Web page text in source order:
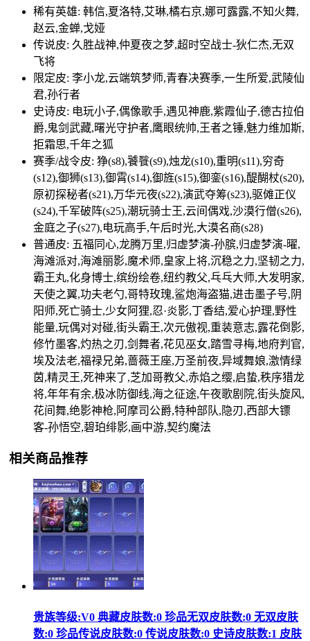
稀有英雄: 韩信,夏洛特,艾琳,橘右京,娜可露露,不知火舞,
赵云,金蝉,戈娅
传说皮: 久胜战神,仲夏夜之梦,超时空战士-狄仁杰,无双
飞将
限定皮: 李小龙,云端筑梦师,青春决赛季,一生所爱,武陵仙
君,孙行者
史诗皮: 电玩小子,偶像歌手,遇见神鹿,紫霞仙子,德古拉伯
爵,鬼剑武藏,曙光守护者,鹰眼统帅,王者之锤,魅力维加斯,
拒霜思,千年之狐
赛季/战令皮: 狰(s8),饕餮(s9),烛龙(s10),重明(s11),穷奇
(s12),御狮(s13),御霄(s14),御旌(s15),御銮(s16),醍醐杖(s20),
原初探秘者(s21),万华元夜(s22),演武夺筹(s23),驱傩正仪
(s24),千军破阵(s25),潮玩骑士王,云间偶戏,沙漠行僧(s26),
金庭之子(s27),电玩高手,午后时光,大漠名商(s28)
普通皮: 五福同心,龙腾万里,归虚梦演-孙膑,归虚梦演-曜,
海滩派对,海滩丽影,魔术师,皇家上将,沉稳之力,坚韧之力,
霸王丸,化身博士,缤纷绘卷,纽约教父,乓乓大师,大发明家,
天使之翼,功夫老勺,哥特玫瑰,鲨炮海盗猫,进击墨子号,阴
阳师,死亡骑士,少女阿狸,忍·炎影,丁香结,爱心护理,野性
能量,玩偶对对碰,街头霸王,次元傲视,重装意志,露花倒影,
修竹墨客,灼热之刃,剑舞者,花见巫女,踏雪寻梅,地府判官,
埃及法老,福禄兄弟,蔷薇王座,万圣前夜,异域舞娘,激情绿
茵,精灵王,死神来了,芝加哥教父,赤焰之缨,启蛰,秩序猎龙
将,年年有余,极冰防御线,海之征途,午夜歌剧院,街头旋风,
花间舞,绝影神枪,阿摩司公爵,特种部队,隐刃,西部大镖
客-孙悟空,碧珀绯影,画中游,契约魔法
相关商品推荐
贵族等级:V0 典藏皮肤数:0 珍品无双皮肤数:0 无双皮肤
数:0 珍品传说皮肤数:0 传说皮肤数:0 史诗皮肤数:1 皮肤